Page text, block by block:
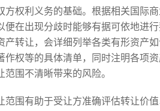
权利义务的基础。根据相关国际
在出现分歧时能够有据可依地进
转让，会详细列举各类有形资产
权等的具体清单，同时注明各项
围不清晰带来的风险。
围有助于受让方准确评估转让价